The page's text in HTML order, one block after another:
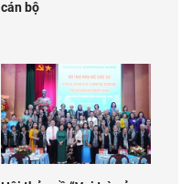
cán bộ